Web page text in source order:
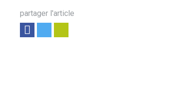
partager l'article